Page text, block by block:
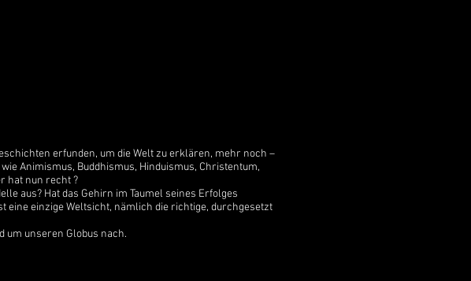
erfunden, um die Welt zu erklären, mehr noch –
Animismus, Buddhismus, Hinduismus, Christentum,
hat nun recht ?
aus? Hat das Gehirn im Taumel seines Erfolges
eine einzige Weltsicht, nämlich die richtige, durchgesetzt
um unseren Globus nach.